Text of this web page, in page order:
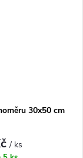
30x50 cm
/ ks